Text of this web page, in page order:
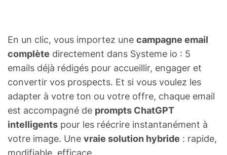
En un clic, vous importez une campagne email
complète directement dans Systeme io : 5
emails déjà rédigés pour accueillir, engager et
convertir vos prospects. Et si vous voulez les
adapter à votre ton ou votre offre, chaque email
est accompagné de prompts ChatGPT
intelligents pour les réécrire instantanément à
votre image. Une vraie solution hybride : rapide,
modifiable, efficace.